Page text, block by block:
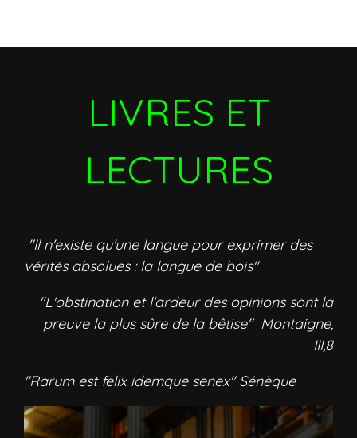
LIVRES ET
LECTURES
"Il n'existe qu'une langue pour exprimer des
vérités absolues : la langue de bois"
"L'obstination et l'ardeur des opinions sont la
preuve la plus sûre de la bêtise" Montaigne,
III,8
"Rarum est felix idemque senex" Sénèque